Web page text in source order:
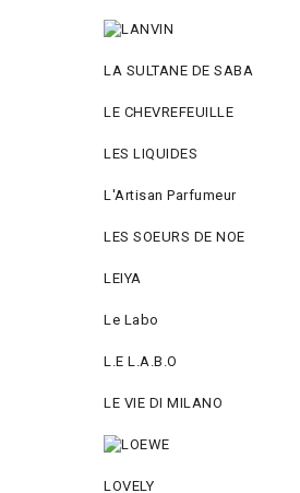
LA SULTANE DE SABA
LE CHEVREFEUILLE
LES LIQUIDES
L'Artisan Parfumeur
LES SOEURS DE NOE
LEIYA
Le Labo
L.Е L.А.B.О
LE VIE DI MILANO
LOVELY